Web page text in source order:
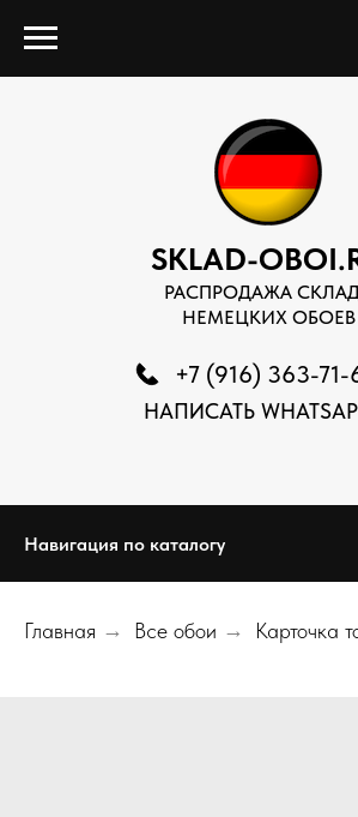
SKLAD-
РАСПРОДАЖА
НЕМЕЦКИХ ОБОЕВ
+7 (916) 363-71-
НАПИСАТЬ
Навигация по каталогу
Главная → Все обои → Карточка